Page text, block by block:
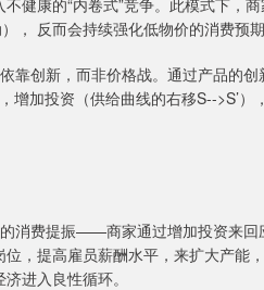
， 反而会持续强化低物价的消费预
靠创新，而非价格战。通过产品的
增加投资（供给曲线的右移S-->S’
消费提振——商家通过增加投资来
，提高雇员薪酬水平，来扩大产能
进入良性循环。